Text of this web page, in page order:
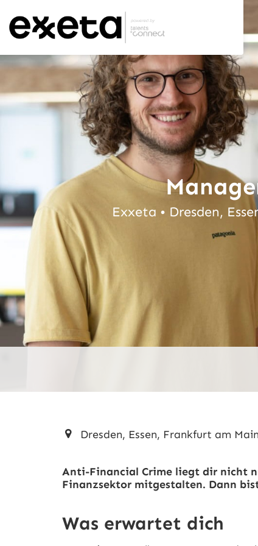
Exxeta • Dresden,
Dresden, Essen, Frankfurt am
Anti-Financial Crime liegt dir nicht
Finanzsektor mitgestalten. Dann
Was erwartet dich